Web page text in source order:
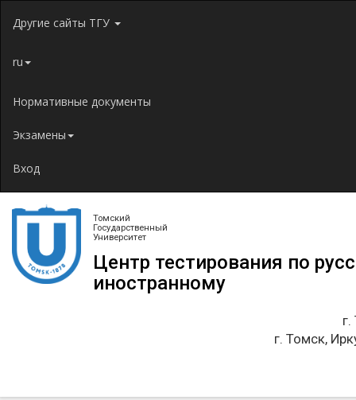
Другие сайты ТГУ
ru
Нормативные документы
Экзамены
Вход
Томский
Государственный
Университет
Центр тестирования по
иностранному
г. Томск,